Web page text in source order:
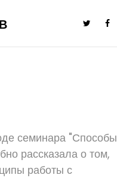
семинара "Способы
рассказала о том,
работы с